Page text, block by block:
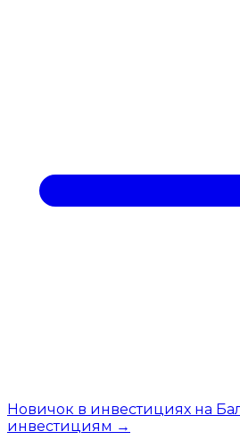
Новичок в инвестициях на
инвестициям →